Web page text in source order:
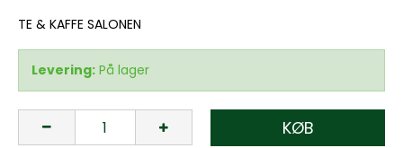
TE & KAFFE SALONEN
Levering: På lager
KØB